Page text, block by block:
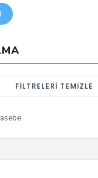
FILTRELERI TEMIZLE